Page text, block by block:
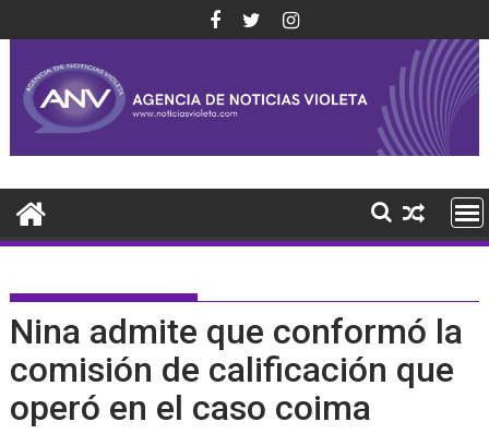
al
contenido
Nina admite que conformó la
comisión de calificación que
operó en el caso coima